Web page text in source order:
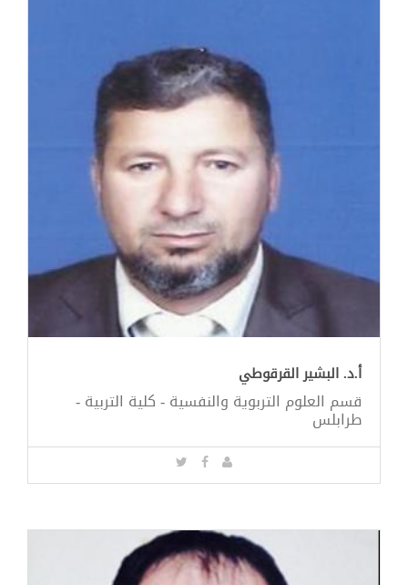
أ.د. البشير القرقوطي
قسم العلوم التربوية والنفسية - كلية التربية -
طرابلس